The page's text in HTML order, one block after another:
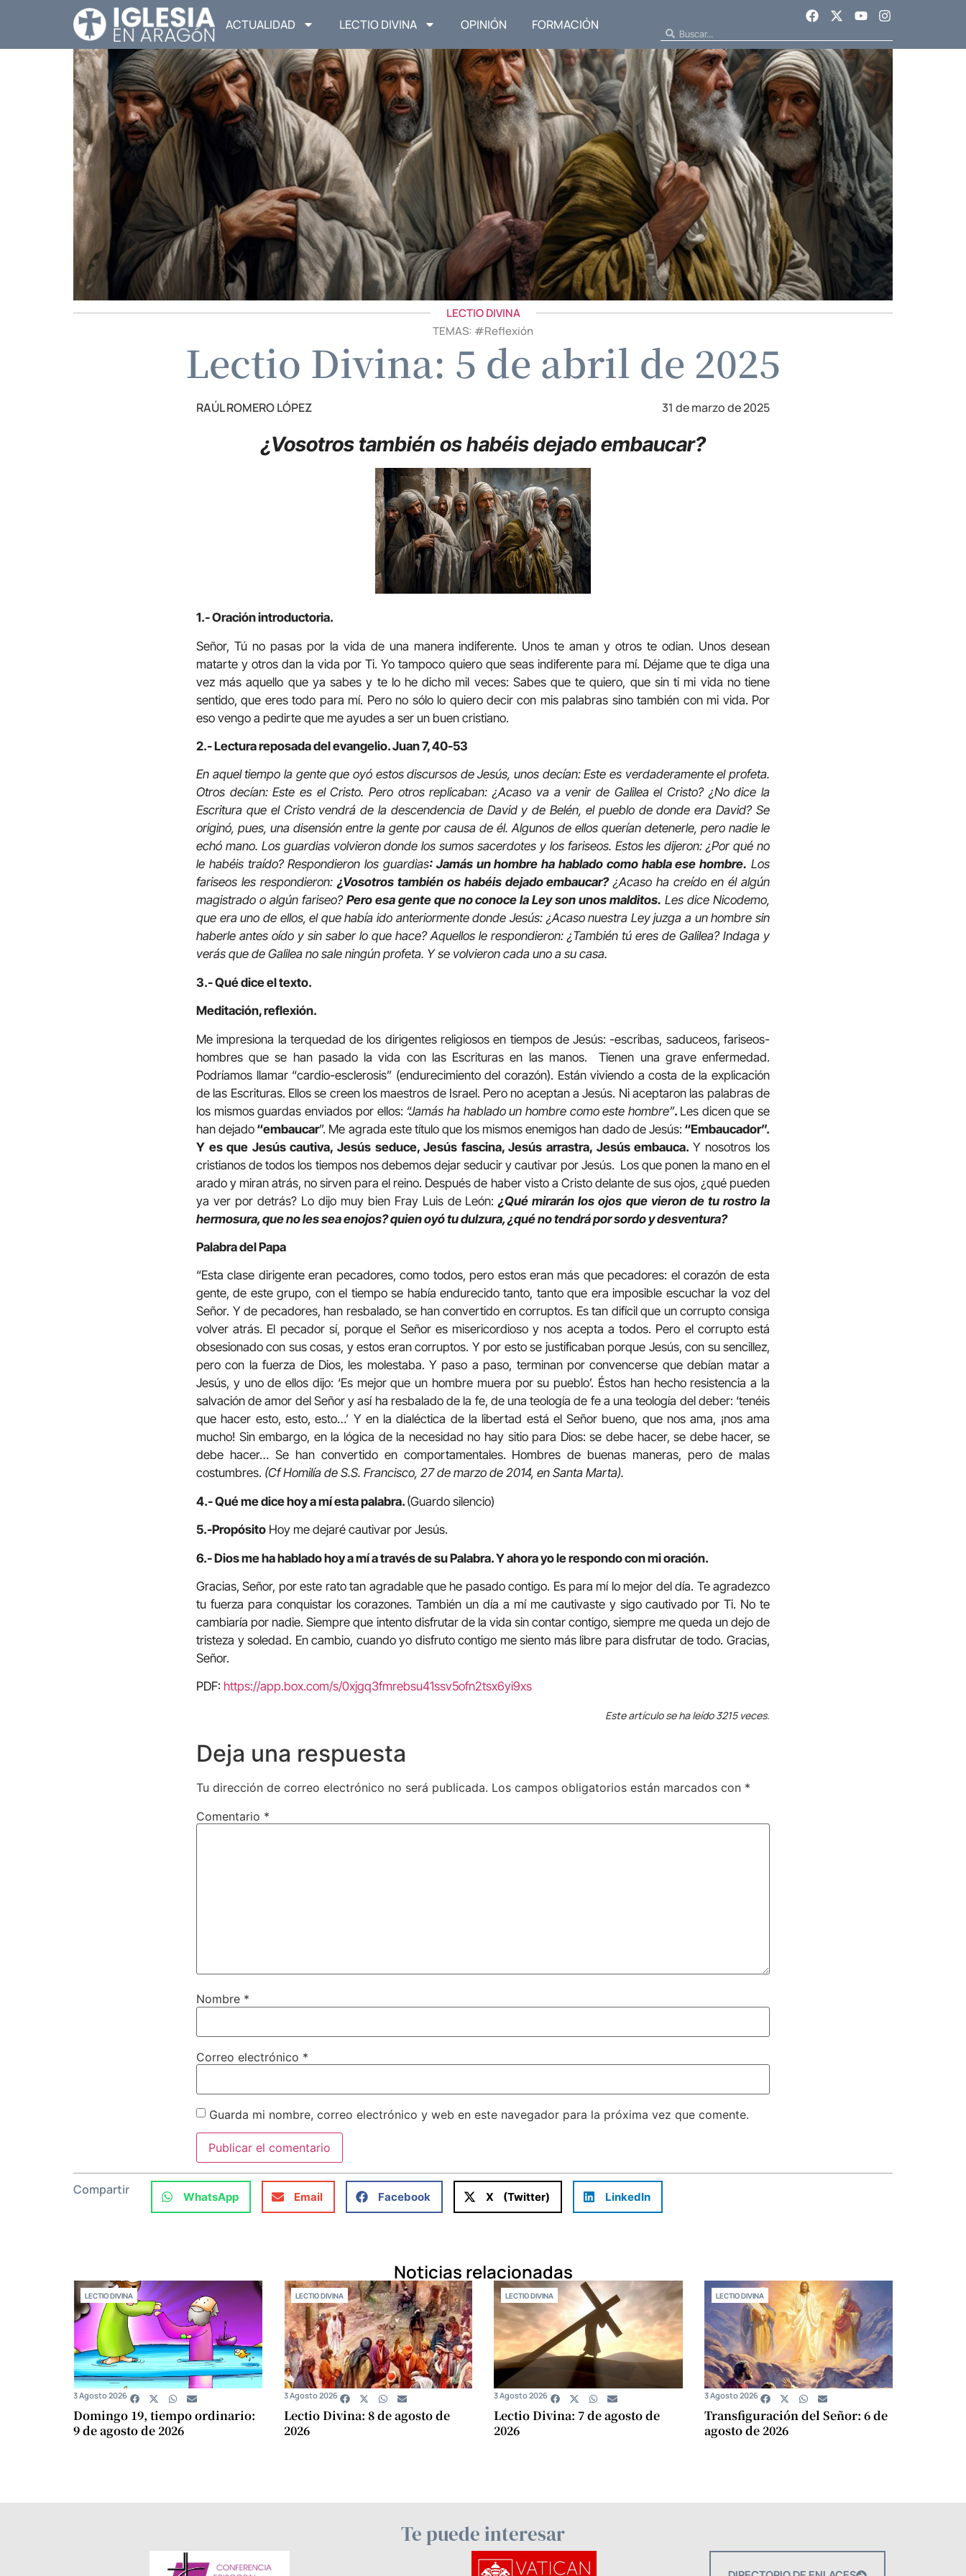
ACTUALIDAD LECTIO DIVINA OPINIÓN FORMACIÓN
LECTIO DIVINA
TEMAS: #Reflexión
Lectio Divina: 5 de abril de 2025
RAÚL ROMERO LÓPEZ 31 de marzo de 2025
¿Vosotros también os habéis dejado embaucar?
1.- Oración introductoria.
Señor, Tú no pasas por la vida de una manera indiferente. Unos te aman y otros te odian. Unos desean
matarte y otros dan la vida por Ti. Yo tampoco quiero que seas indiferente para mí. Déjame que te diga una
vez más aquello que ya sabes y te lo he dicho mil veces: Sabes que te quiero, que sin ti mi vida no tiene
sentido, que eres todo para mí. Pero no sólo lo quiero decir con mis palabras sino también con mi vida. Por
eso vengo a pedirte que me ayudes a ser un buen cristiano.
2.- Lectura reposada del evangelio. Juan 7, 40-53
En aquel tiempo la gente que oyó estos discursos de Jesús, unos decían: Este es verdaderamente el profeta.
Otros decían: Este es el Cristo. Pero otros replicaban: ¿Acaso va a venir de Galilea el Cristo? ¿No dice la
Escritura que el Cristo vendrá de la descendencia de David y de Belén, el pueblo de donde era David? Se
originó, pues, una disensión entre la gente por causa de él. Algunos de ellos querían detenerle, pero nadie le
echó mano. Los guardias volvieron donde los sumos sacerdotes y los fariseos. Estos les dijeron: ¿Por qué no
le habéis traído? Respondieron los guardias: Jamás un hombre ha hablado como habla ese hombre. Los
fariseos les respondieron:¿Vosotros también os habéis dejado embaucar?¿Acaso ha creído en él algún
magistrado o algún fariseo? Pero esa gente que no conoce la Ley son unos malditos. Les dice Nicodemo,
que era uno de ellos, el que había ido anteriormente donde Jesús: ¿Acaso nuestra Ley juzga a un hombre sin
haberle antes oído y sin saber lo que hace? Aquellos le respondieron: ¿También tú eres de Galilea? Indaga y
verás que de Galilea no sale ningún profeta. Y se volvieron cada uno a su casa.
3.- Qué dice el texto.
Meditación, reflexión.
Me impresiona la terquedad de los dirigentes religiosos en tiempos de Jesús: -escribas, saduceos, fariseos-
hombres que se han pasado la vida con las Escrituras en las manos. Tienen una grave enfermedad.
Podríamos llamar “cardio-esclerosis” (endurecimiento del corazón). Están viviendo a costa de la explicación
de las Escrituras. Ellos se creen los maestros de Israel. Pero no aceptan a Jesús. Ni aceptaron las palabras de
los mismos guardas enviados por ellos: “Jamás ha hablado un hombre como este hombre”. Les dicen que se
han dejado “embaucar”. Me agrada este título que los mismos enemigos han dado de Jesús: “Embaucador”.
Y es que Jesús cautiva, Jesús seduce, Jesús fascina, Jesús arrastra, Jesús embauca. Y nosotros los
cristianos de todos los tiempos nos debemos dejar seducir y cautivar por Jesús. Los que ponen la mano en el
arado y miran atrás, no sirven para el reino. Después de haber visto a Cristo delante de sus ojos, ¿qué pueden
ya ver por detrás? Lo dijo muy bien Fray Luis de León:¿Qué mirarán los ojos que vieron de tu rostro la
hermosura, que no les sea enojos? quien oyó tu dulzura, ¿qué no tendrá por sordo y desventura?
Palabra del Papa
“Esta clase dirigente eran pecadores, como todos, pero estos eran más que pecadores: el corazón de esta
gente, de este grupo, con el tiempo se había endurecido tanto, tanto que era imposible escuchar la voz del
Señor. Y de pecadores, han resbalado, se han convertido en corruptos. Es tan difícil que un corrupto consiga
volver atrás. El pecador sí, porque el Señor es misericordioso y nos acepta a todos. Pero el corrupto está
obsesionado con sus cosas, y estos eran corruptos. Y por esto se justificaban porque Jesús, con su sencillez,
pero con la fuerza de Dios, les molestaba. Y paso a paso, terminan por convencerse que debían matar a
Jesús, y uno de ellos dijo: ‘Es mejor que un hombre muera por su pueblo’. Éstos han hecho resistencia a la
salvación de amor del Señor y así ha resbalado de la fe, de una teología de fe a una teología del deber: ‘tenéis
que hacer esto, esto, esto…’ Y en la dialéctica de la libertad está el Señor bueno, que nos ama, ¡nos ama
mucho! Sin embargo, en la lógica de la necesidad no hay sitio para Dios: se debe hacer, se debe hacer, se
debe hacer… Se han convertido en comportamentales. Hombres de buenas maneras, pero de malas
costumbres. (Cf Homilía de S.S. Francisco, 27 de marzo de 2014, en Santa Marta).
4.- Qué me dice hoy a mí esta palabra. (Guardo silencio)
5.-Propósito Hoy me dejaré cautivar por Jesús.
6.- Dios me ha hablado hoy a mí a través de su Palabra. Y ahora yo le respondo con mi oración.
Gracias, Señor, por este rato tan agradable que he pasado contigo. Es para mí lo mejor del día. Te agradezco
tu fuerza para conquistar los corazones. También un día a mí me cautivaste y sigo cautivado por Ti. No te
cambiaría por nadie. Siempre que intento disfrutar de la vida sin contar contigo, siempre me queda un dejo de
tristeza y soledad. En cambio, cuando yo disfruto contigo me siento más libre para disfrutar de todo. Gracias,
Señor.
PDF: https://app.box.com/s/0xjgq3fmrebsu41ssv5ofn2tsx6yi9xs
Este artículo se ha leído 3215 veces.
Deja una respuesta
Tu dirección de correo electrónico no será publicada. Los campos obligatorios están marcados con *
Comentario *
Nombre *
Correo electrónico *
Guarda mi nombre, correo electrónico y web en este navegador para la próxima vez que comente.
Compartir WhatsApp Email Facebook X (Twitter) LinkedIn
Noticias relacionadas
LECTIO DIVINA
Domingo 19, tiempo ordinario:
9 de agosto de 2026
3 Agosto 2026
LECTIO DIVINA
Lectio Divina: 8 de agosto de
2026
3 Agosto 2026
LECTIO DIVINA
Lectio Divina: 7 de agosto de
2026
3 Agosto 2026
LECTIO DIVINA
Transfiguración del Señor: 6 de
agosto de 2026
3 Agosto 2026
Te puede interesar